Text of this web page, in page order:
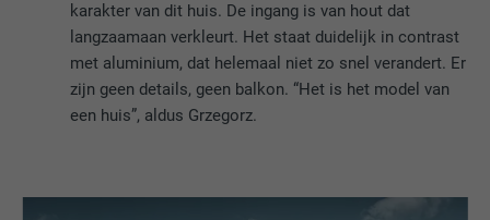
karakter van dit huis. De ingang is van hout dat
langzaamaan verkleurt. Het staat duidelijk in contrast
met aluminium, dat helemaal niet zo snel verandert. Er
zijn geen details, geen balkon. “Het is het model van
een huis”, aldus Grzegorz.